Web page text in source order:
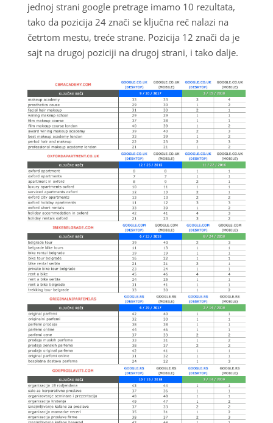
jednoj strani google pretrage imamo 10 rezultata,
tako da pozicija 24 znači se ključna reč nalazi na
četrtom mestu, treće strane. Pozicija 12 znači da je
sajt na drugoj poziciji na drugoj strani, i tako dalje.